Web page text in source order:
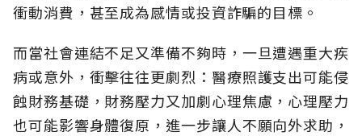
衝動消費，甚至成為感情或投資詐騙的目標。
而當社會連結不足又準備不夠時，一旦遭遇重大疾
病或意外，衝擊往往更劇烈：醫療照護支出可能侵
蝕財務基礎，財務壓力又加劇心理焦慮，心理壓力
也可能影響身體復原，進一步讓人不願向外求助，